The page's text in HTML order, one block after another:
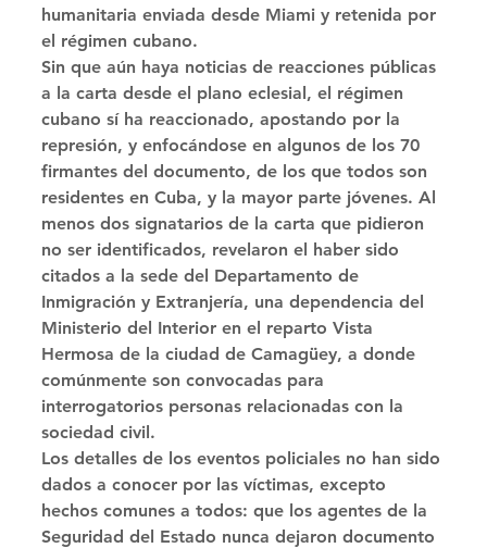
humanitaria enviada desde Miami y retenida por
el régimen cubano.
Sin que aún haya noticias de reacciones públicas
a la carta desde el plano eclesial, el régimen
cubano sí ha reaccionado, apostando por la
represión, y enfocándose en algunos de los 70
firmantes del documento, de los que todos son
residentes en Cuba, y la mayor parte jóvenes. Al
menos dos signatarios de la carta que pidieron
no ser identificados, revelaron el haber sido
citados a la sede del Departamento de
Inmigración y Extranjería, una dependencia del
Ministerio del Interior en el reparto Vista
Hermosa de la ciudad de Camagüey, a donde
comúnmente son convocadas para
interrogatorios personas relacionadas con la
sociedad civil.
Los detalles de los eventos policiales no han sido
dados a conocer por las víctimas, excepto
hechos comunes a todos: que los agentes de la
Seguridad del Estado nunca dejaron documento